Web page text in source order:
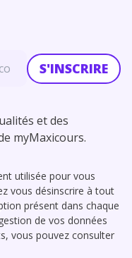
S'INSCRIRE
et des
myMaxicours.
utilisée pour vous
vous désinscrire à tout
présent dans chaque
de vos données
vous pouvez consulter